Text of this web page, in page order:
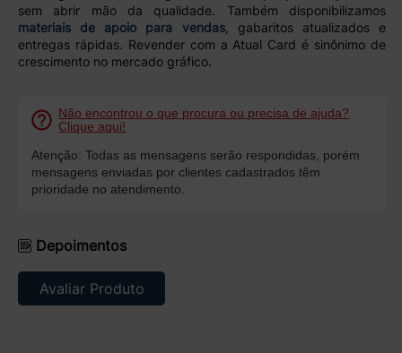
sem abrir mão da qualidade. Também disponibilizamos
materiais de apoio para vendas, gabaritos atualizados e
entregas rápidas. Revender com a Atual Card é sinônimo de
crescimento no mercado gráfico.
Não encontrou o que procura ou precisa de ajuda?
Clique aqui!
Atenção: Todas as mensagens serão respondidas, porém
mensagens enviadas por clientes cadastrados têm
prioridade no atendimento.
Depoimentos
Avaliar Produto